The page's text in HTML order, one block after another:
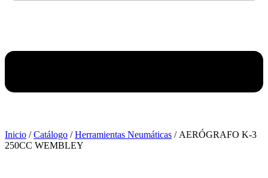
Inicio /Catálogo /Herramientas Neumáticas / AERÓGRAFO K-3
250CC WEMBLEY